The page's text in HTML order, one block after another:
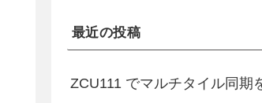
最近の投稿
ZCU111 でマルチタイル同期